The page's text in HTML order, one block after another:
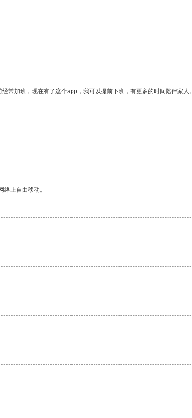
常加班，现在有了这个app，我可以提前下班，有更多的时间陪伴家人。
上自由移动。